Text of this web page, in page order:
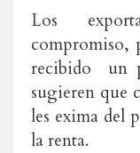
Los
compromiso,
recibido un
sugieren que
les exima del
la renta.